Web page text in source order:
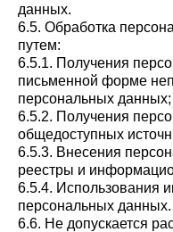
данных.
6.5. Обработка
путем:
6.5.1. Получения
письменной форме
персональных данных;
6.5.2. Получения
общедоступных
6.5.3. Внесения
реестры и
6.5.4. Использования
персональных данных.
6.6. Не допускается